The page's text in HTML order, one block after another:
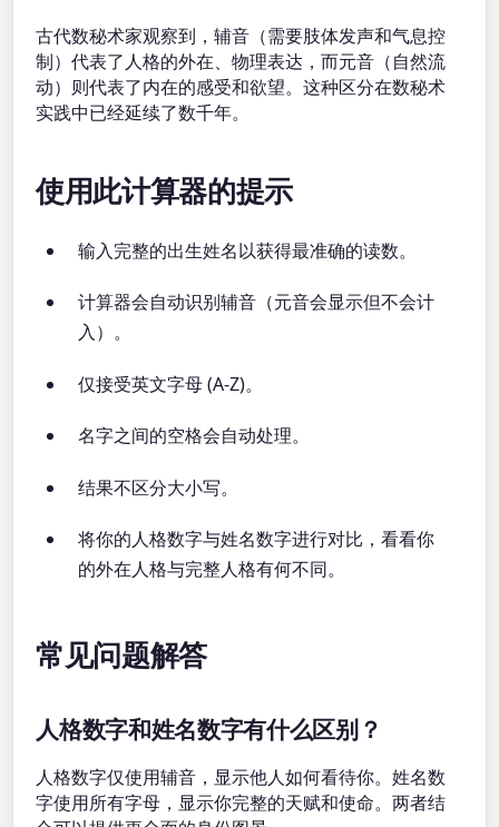
古代数秘术家观察到，辅音（需要肢体发声和气息控
制）代表了人格的外在、物理表达，而元音（自然流
动）则代表了内在的感受和欲望。这种区分在数秘术
实践中已经延续了数千年。
使用此计算器的提示
输入完整的出生姓名以获得最准确的读数。
计算器会自动识别辅音（元音会显示但不会计
入）。
仅接受英文字母 (A-Z)。
名字之间的空格会自动处理。
结果不区分大小写。
将你的人格数字与姓名数字进行对比，看看你
的外在人格与完整人格有何不同。
常见问题解答
人格数字和姓名数字有什么区别？
人格数字仅使用辅音，显示他人如何看待你。姓名数
字使用所有字母，显示你完整的天赋和使命。两者结